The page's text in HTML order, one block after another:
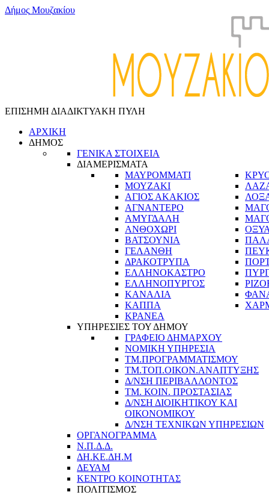
Δήμος Μουζακίου
ΕΠΙΣΗΜΗ ΔΙΑΔΙΚΤΥΑΚΗ ΠΥΛΗ
ΑΡΧΙΚΗ
ΔΗΜΟΣ
ΓΕΝΙΚΑ ΣΤΟΙΧΕΙΑ
ΔΙΑΜΕΡΙΣΜΑΤΑ
ΜΑΥΡΟΜΜΑΤΙ
ΜΟΥΖΑΚΙ
ΑΓΙΟΣ ΑΚΑΚΙΟΣ
ΑΓΝΑΝΤΕΡΟ
ΑΜΥΓΔΑΛΗ
ΑΝΘΟΧΩΡΙ
ΒΑΤΣΟΥΝΙΑ
ΓΕΛΑΝΘΗ
ΔΡΑΚΟΤΡΥΠΑ
ΕΛΛΗΝΟΚΑΣΤΡΟ
ΕΛΛΗΝΟΠΥΡΓΟΣ
ΚΑΝΑΛΙΑ
ΚΑΠΠΑ
ΚΡΑΝΕΑ
ΥΠΗΡΕΣΙΕΣ ΤΟΥ ΔΗΜΟΥ
ΓΡΑΦΕΙΟ ΔΗΜΑΡΧΟΥ
ΝΟΜΙΚΗ ΥΠΗΡΕΣΙΑ
ΤΜ.ΠΡΟΓΡΑΜΜΑΤΙΣΜΟΥ
ΤΜ.ΤΟΠ.ΟΙΚΟΝ.ΑΝΑΠΤΥΞΗΣ
Δ/ΝΣΗ ΠΕΡΙΒΑΛΛΟΝΤΟΣ
ΤΜ. ΚΟΙΝ. ΠΡΟΣΤΑΣΙΑΣ
Δ/ΝΣΗ ΔΙΟΙΚΗΤΙΚΟΥ ΚΑΙ
ΟΙΚΟΝΟΜΙΚΟΥ
Δ/ΝΣΗ ΤΕΧΝΙΚΩΝ ΥΠΗΡΕΣΙΩΝ
ΟΡΓΑΝΟΓΡΑΜΜΑ
Ν.Π.Δ.Δ.
ΔΗ.ΚΕ.ΔΗ.Μ
ΔΕΥΑΜ
ΚΕΝΤΡΟ ΚΟΙΝΟΤΗΤΑΣ
ΠΟΛΙΤΙΣΜΟΣ